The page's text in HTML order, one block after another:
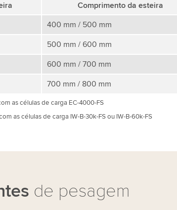
Comprimento da esteira
400 mm / 500 mm
500 mm / 600 mm
600 mm / 700 mm
700 mm / 800 mm
as células de carga EC-4000-FS
as células de carga IW-B-30k-FS ou IW-B-60k-FS
de pesagem